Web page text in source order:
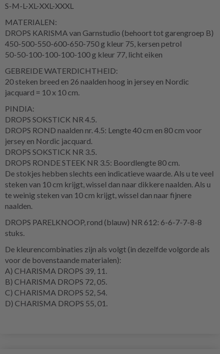
S-M-L-XL-XXL-XXXL
MATERIALEN:
DROPS KARISMA van Garnstudio (behoort tot garengroep B)
450-500-550-600-650-750 g kleur 75, kersen petrol
50-50-100-100-100-100 g kleur 77, licht eiken
GEBREIDE WATERDICHTHEID:
20 steken breed en 26 naalden hoog in jersey en Nordic
jacquard = 10 x 10 cm.
PINDIA:
DROPS SOKSTICK NR 4.5.
DROPS ROND naalden nr. 4.5: Lengte 40 cm en 80 cm voor
jersey en Nordic jacquard.
DROPS SOKSTICK NR 3.5.
DROPS RONDE STEEK NR 3.5: Boordlengte 80 cm.
De stokjes hebben slechts een indicatieve waarde. Als u te veel
steken van 10 cm krijgt, wissel dan naar dikkere naalden. Als u
te weinig steken van 10 cm krijgt, wissel dan naar fijnere
naalden.
DROPS PARELKNOOP, rond (blauw) NR 612: 6-6-7-7-8-8
stuks.
De kleurencombinaties zijn als volgt (in dezelfde volgorde als
voor de bovenstaande materialen):
A) CHARISMA DROPS 39, 11.
B) CHARISMA DROPS 72, 05.
C) CHARISMA DROPS 52, 54.
D) CHARISMA DROPS 55, 01.